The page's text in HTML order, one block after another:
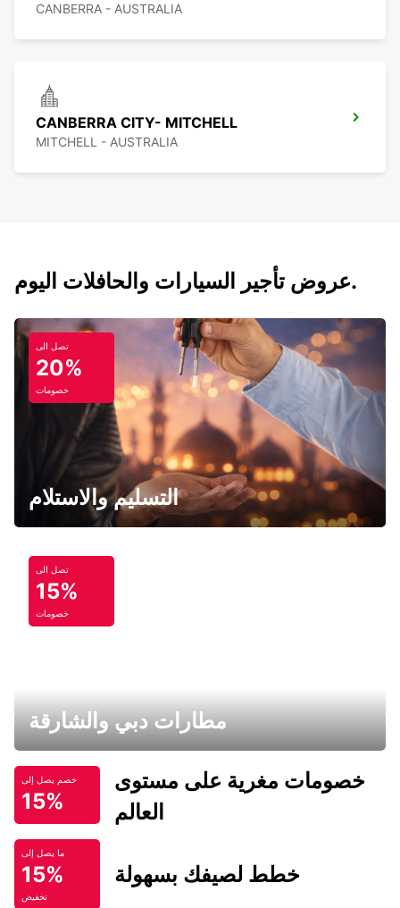
CANBERRA - AUSTRALIA
CANBERRA CITY- MITCHELL
MITCHELL - AUSTRALIA
عروض تأجير السيارات والحافلات اليوم.
تصل الى
20%
خصومات
التسليم والاستلام
تصل الى
15%
خصومات
مطارات دبي والشارقة
خصم يصل إلى
15%
خصومات مغرية على مستوى
العالم
ما يصل إلى
15%
تخفيض
خطط لصيفك بسهولة